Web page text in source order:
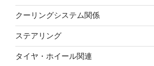
クーリングシステム関係
ステアリング
タイヤ・ホイール関連